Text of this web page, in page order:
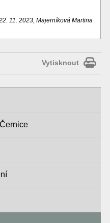
11. 2023, Majerníková Martina
Vytisknout